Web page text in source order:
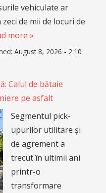
vehiculate ar
de mii de locuri de
more »
August 8, 2026 - 2:10
Calul de bătaie
pe asfalt
Segmentul pick-
upurilor utilitare și
de agrement a
trecut în ultimii ani
printr-o
transformare